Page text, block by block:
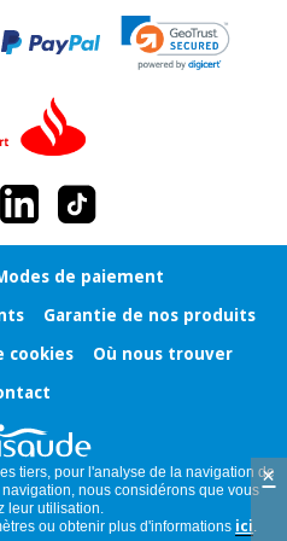
de paiement
Garantie de nos produits
cookies
Où nous trouver
tiers, pour l'analyse de la navigation de
nous considérons que vous
leur utilisation.
ou obtenir plus d'informations ici.
×